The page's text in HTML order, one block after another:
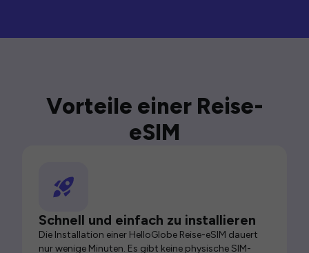
Vorteile einer Reise-
eSIM
Schnell und einfach zu installieren
Die Installation einer HelloGlobe Reise-eSIM dauert
nur wenige Minuten. Es gibt keine physische SIM-